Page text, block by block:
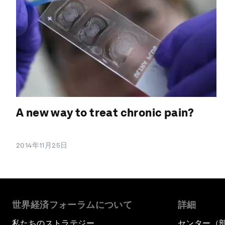
A new way to treat chronic pain?
2014年11月25日
世界経済フォーラムについて 詳細